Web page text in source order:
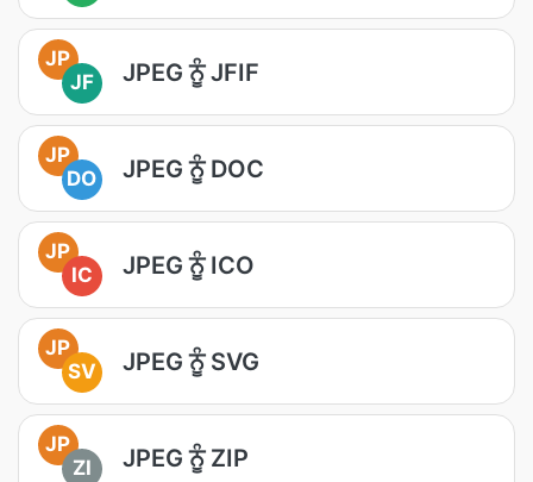
JP
JF
JPEG ਨੂੰ JFIF
JP
DO
JPEG ਨੂੰ DOC
JP
IC
JPEG ਨੂੰ ICO
JP
SV
JPEG ਨੂੰ SVG
JP
ZI
JPEG ਨੂੰ ZIP